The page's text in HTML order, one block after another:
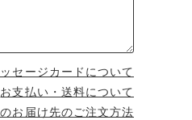
セージカードについて
お支払い・送料について
お届け先のご注文方法